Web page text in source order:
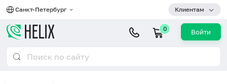
Санкт-Петербург Клиентам
0 Войти